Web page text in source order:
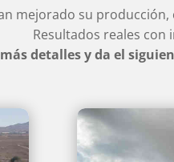
mejorado su
Resultados reales
más detalles y da el